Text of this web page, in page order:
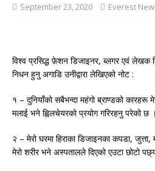
September 23, 2020 Everest
विश्व प्रसिद्ध फ़ेशन डिजाइनर, ब्लगर एवं लेखक
निधन हुनु अगाडि उनीद्वारा लेखिएको नोट :
१ – दुनियाँको सबैभन्दा महंगो ब्राण्डको कारहरू
मलाई भने ह्विलचेयरको प्रयोग गरिरहनु परेको छ ।
२ – मेरो घरमा हिराका डिजाइनका कपडा,
मेरो शरीर भने अस्पतालले दिएको एउटा छोटो